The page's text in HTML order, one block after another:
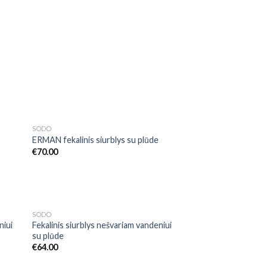
Add to
Wishlist
SODO
ERMAN fekalinis siurblys su plūde
€70.00
to
Add to
Wishlist
SODO
Fekalinis siurblys nešvariam vandeniui
su plūde
€64.00